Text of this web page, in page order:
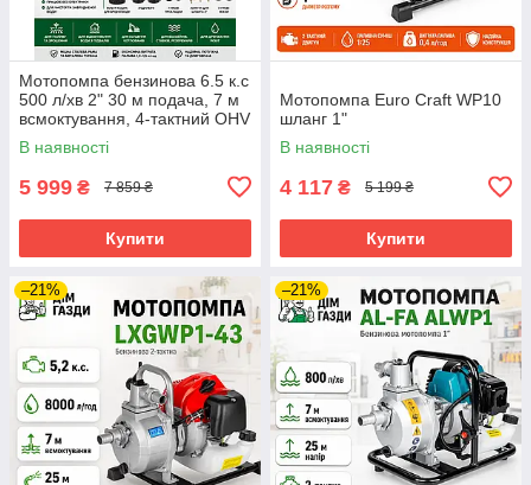
Мотопомпа бензинова 6.5 к.с
500 л/хв 2" 30 м подача, 7 м
всмоктування, 4-тактний OHV
В наявності
5 999 ₴ 7 859 ₴
Купити
Мотопомпа Euro Craft WP10
шланг 1"
В наявності
4 117 ₴ 5 199 ₴
Купити
–21% –21%